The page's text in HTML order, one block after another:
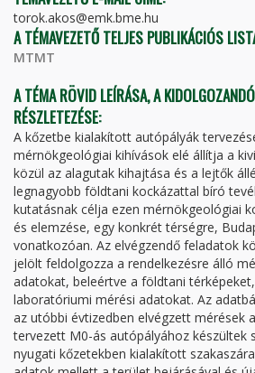
torok.akos@emk.bme.hu
A TÉMAVEZETŐ TELJES PUBLIKÁCIÓS
MTMT
A TÉMA RÖVID LEÍRÁSA, A
RÉSZLETEZÉSE:
A kőzetbe kialakított autópályák
mérnökgeológiai kihívások elé állítja a
közül az alagutak kihajtása és a lejtők
legnagyobb földtani kockázattal bíró
kutatásnak célja ezen mérnökgeológiai
és elemzése, egy konkrét térségre,
vonatkozóan. Az elvégzendő feladatok
jelölt feldolgozza a rendelkezésre álló
adatokat, beleértve a földtani
laboratóriumi mérési adatokat. Az
az utóbbi évtizedben elvégzett mérések
tervezett M0-ás autópályához készültek
nyugati kőzetekben kialakított